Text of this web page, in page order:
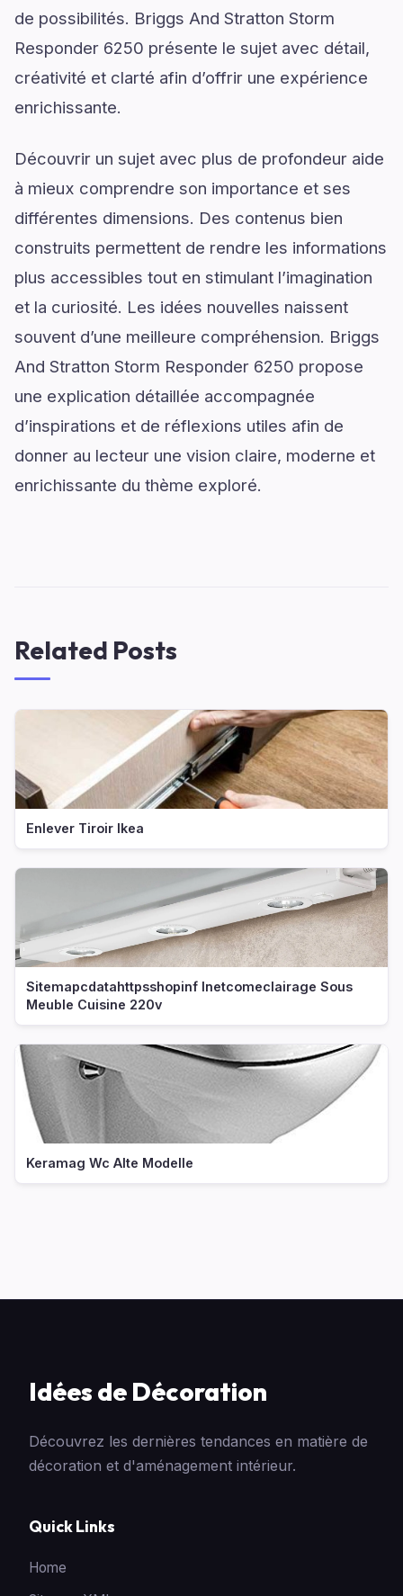
de possibilités. Briggs And Stratton Storm
Responder 6250 présente le sujet avec détail,
créativité et clarté afin d’offrir une expérience
enrichissante.
Découvrir un sujet avec plus de profondeur aide
à mieux comprendre son importance et ses
différentes dimensions. Des contenus bien
construits permettent de rendre les informations
plus accessibles tout en stimulant l’imagination
et la curiosité. Les idées nouvelles naissent
souvent d’une meilleure compréhension. Briggs
And Stratton Storm Responder 6250 propose
une explication détaillée accompagnée
d’inspirations et de réflexions utiles afin de
donner au lecteur une vision claire, moderne et
enrichissante du thème exploré.
Related Posts
Enlever Tiroir Ikea
Sitemapcdatahttpsshopinf Inetcomeclairage Sous
Meuble Cuisine 220v
Keramag Wc Alte Modelle
Idées de Décoration
Découvrez les dernières tendances en matière de
décoration et d'aménagement intérieur.
Quick Links
Home